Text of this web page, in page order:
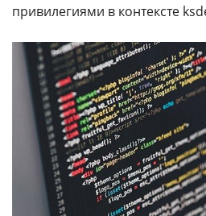
привилегиями в контексте